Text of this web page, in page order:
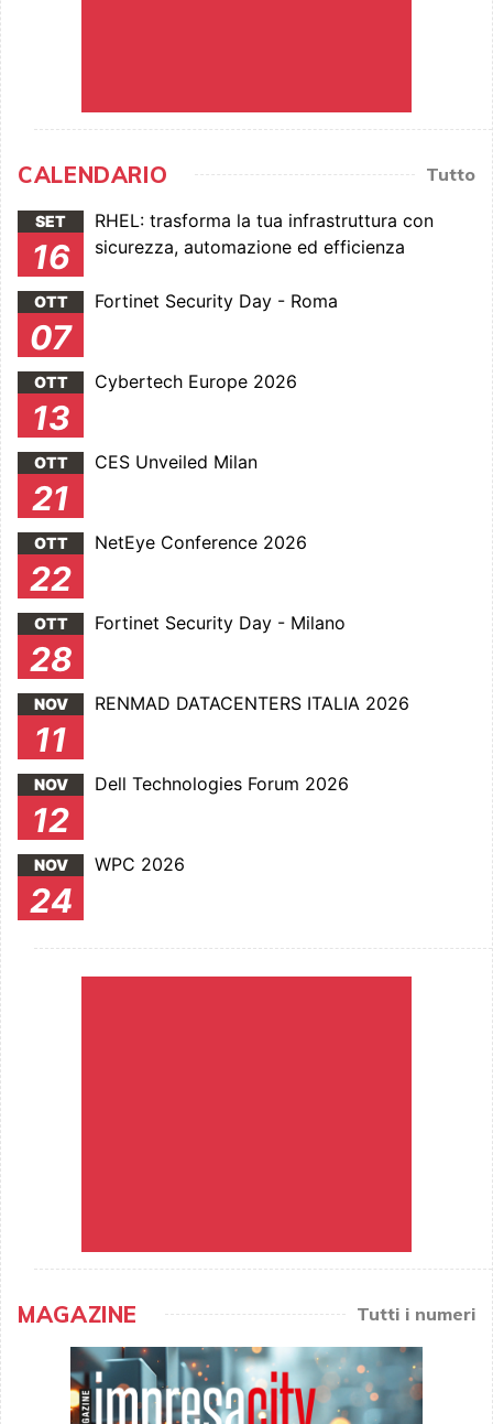
CALENDARIO Tutto
SET
16
RHEL: trasforma la tua infrastruttura con
sicurezza, automazione ed efficienza
OTT
07
Fortinet Security Day - Roma
OTT
13
Cybertech Europe 2026
OTT
21
CES Unveiled Milan
OTT
22
NetEye Conference 2026
OTT
28
Fortinet Security Day - Milano
NOV
11
RENMAD DATACENTERS ITALIA 2026
NOV
12
Dell Technologies Forum 2026
NOV
24
WPC 2026
MAGAZINE Tutti i numeri